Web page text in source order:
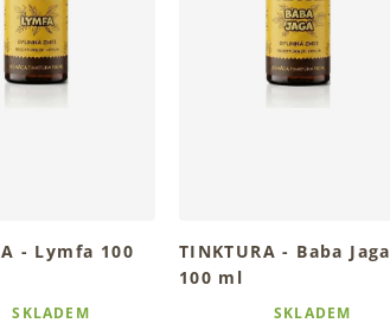
- Lymfa 100
SKLADEM
TINKTURA - Baba Jaga
100 ml
SKLADEM